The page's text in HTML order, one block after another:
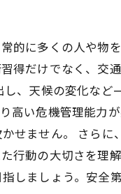
的に多くの人や物
得だけでなく、交
、天候の変化な
い危機管理能力
せません。 さら
行動の大切さを理
しましょう。安全